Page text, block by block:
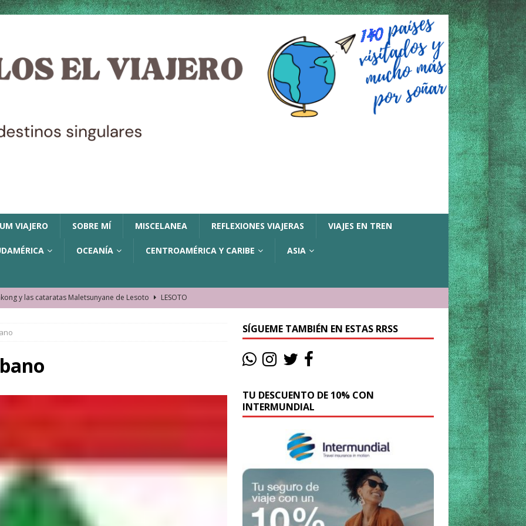
VIAJERO SOBRE MÍ MISCELANEA REFLEXIONES VIAJERAS VIAJES EN TREN
OCEANÍA CENTROAMÉRICA Y CARIBE ASIA
de las Víctimas de la Represión Política en Shymkent, Kazajistán
los lugares que visitamos o cambiamos nosotros?
moverse en Seychelles de manera sostenible
SEYCHELLES
y las cataratas Maletsunyane de Lesoto LESOTO
SÍGUEME TAMBIÉN EN ESTAS RRSS
TU DESCUENTO DE 10% CON
INTERMUNDIAL